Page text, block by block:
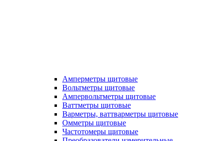
Амперметры щитовые
Вольтметры щитовые
Ампервольтметры щитовые
Ваттметры щитовые
Варметры, ваттварметры щитовые
Омметры щитовые
Частотомеры щитовые